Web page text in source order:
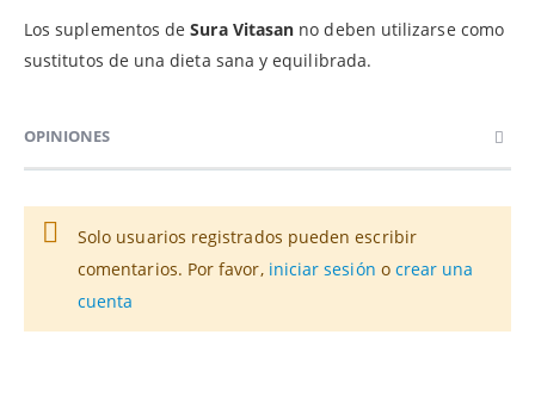
Los suplementos deSura Vitasan no deben utilizarse como
sustitutos de una dieta sana y equilibrada.
OPINIONES
Solo usuarios registrados pueden escribir
comentarios. Por favor, iniciar sesión o crear una
cuenta